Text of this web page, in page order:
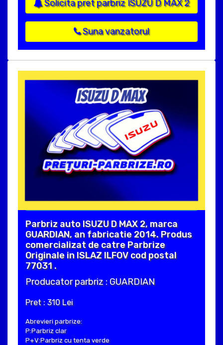
Solicita pret parbriz ISUZU D MAX 2
Suna vanzatorul
Parbriz auto ISUZU D MAX 2, marca
GUARDIAN, an fabricatie 2014. Produs
comercializat de catre Parbrize
Originale in ISLAZ ILFOV cod postal
77031 .
Producator parbriz : GUARDIAN
Pret : 310 Lei
Abrevieri parbrize:
P:Parbriz clar
P+V:Parbriz cu tenta verde